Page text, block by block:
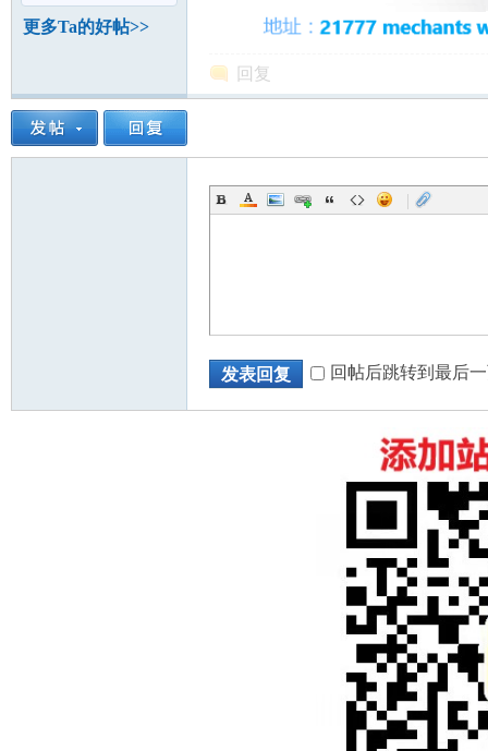
更多Ta的好帖>>
回复
|
发表回复 回帖后跳转到最后